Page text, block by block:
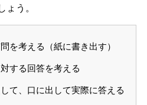
う。
考える（紙に書き出す）
する回答を考える
て、口に出して実際に答える